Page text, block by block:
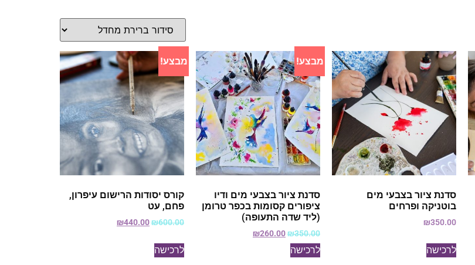
סדנת ציור בצבעי מים
בוטניקה ופרחים
₪350.00
לרכישה
מבצע!
סדנת ציור בצבעי מים ודיו
ציפורים קסומות בכפר טרומן
(ליד שדה התעופה)
₪350.00
₪260.00
לרכישה
מבצע!
קורס יסודות הרישום עיפרון,
פחם, עט
₪600.00
₪440.00
לרכישה